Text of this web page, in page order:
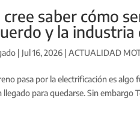
cree saber cómo
y la
| Jul 16, 2026 |ACTUALIDAD
pasa por la electrificación es
llegado para quedarse. Sin